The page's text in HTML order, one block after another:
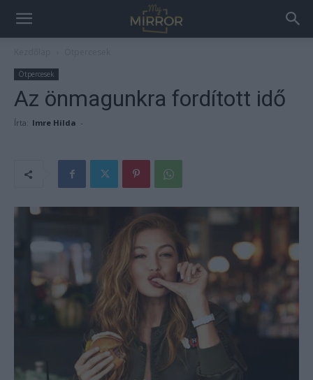
Ötpercesek
Az önmagunkra fordított idő
Írta: Imre Hilda -